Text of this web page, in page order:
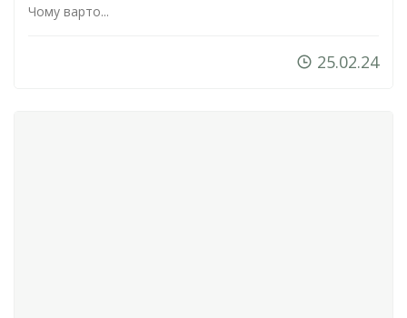
Чому варто...
25.02.24